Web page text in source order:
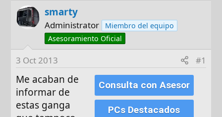
r
a
d
e
i
i
c
smarty
Administrator
Miembro del equipo
Asesoramiento Oficial
3 Oct 2013 #1
Consulta con Asesor
PCs Destacados
Me acaban de
informar de
estas ganga